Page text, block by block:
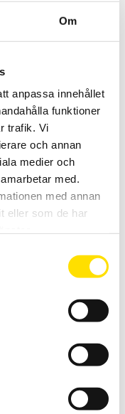
Om
anpassa innehållet
funktioner
trafik. Vi
och annan
medier och
med.
med annan
eller som de har
som motståndsgivare.
behov
Passar till tex PT100,
3-tråd & 4-trådsgivare